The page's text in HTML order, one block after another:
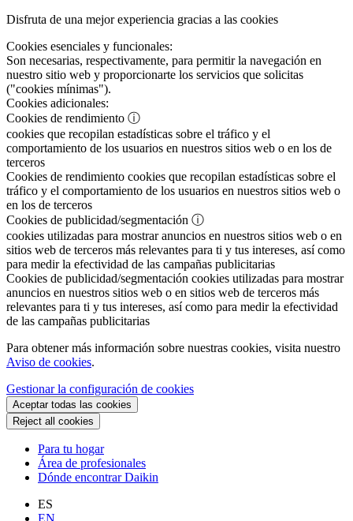
Disfruta de una mejor experiencia gracias a las cookies
Cookies esenciales y funcionales:
Son necesarias, respectivamente, para permitir la navegación en
nuestro sitio web y proporcionarte los servicios que solicitas
("cookies mínimas").
Cookies adicionales:
Cookies de rendimiento ⓘ
cookies que recopilan estadísticas sobre el tráfico y el
comportamiento de los usuarios en nuestros sitios web o en los de
terceros
Cookies de rendimiento cookies que recopilan estadísticas sobre el
tráfico y el comportamiento de los usuarios en nuestros sitios web o
en los de terceros
Cookies de publicidad/segmentación ⓘ
cookies utilizadas para mostrar anuncios en nuestros sitios web o en
sitios web de terceros más relevantes para ti y tus intereses, así como
para medir la efectividad de las campañas publicitarias
Cookies de publicidad/segmentación cookies utilizadas para mostrar
anuncios en nuestros sitios web o en sitios web de terceros más
relevantes para ti y tus intereses, así como para medir la efectividad
de las campañas publicitarias
Para obtener más información sobre nuestras cookies, visita nuestro
Aviso de cookies.
Gestionar la configuración de cookies
Aceptar todas las cookies
Reject all cookies
Para tu hogar
Área de profesionales
Dónde encontrar Daikin
ES
EN